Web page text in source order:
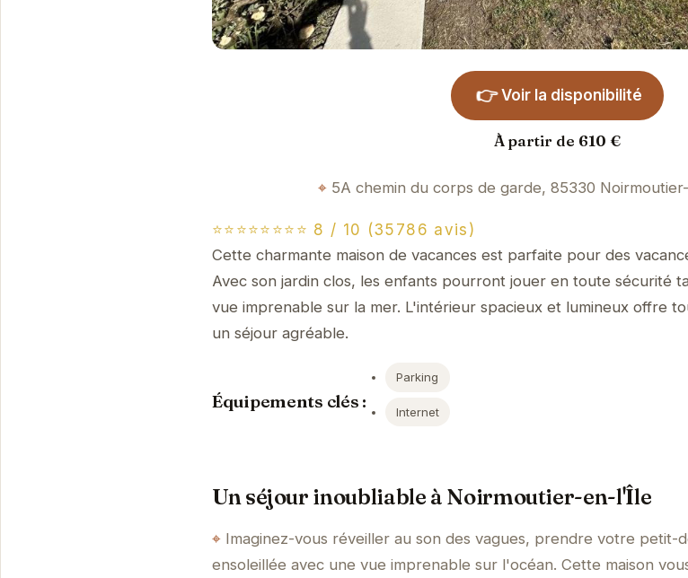
👉 Voir la disponibilité
À partir de 610 €
5A chemin du corps de garde, 85330
⭐⭐⭐⭐⭐⭐⭐⭐ 8 / 10 (35786 avis)
Cette charmante maison de vacances est parfaite pour des
Avec son jardin clos, les enfants pourront jouer en toute sécurité
vue imprenable sur la mer. L'intérieur spacieux et lumineux offre
un séjour agréable.
Équipements clés :
Parking
Internet
Un séjour inoubliable à Noirmoutier-en-l'Île
Imaginez-vous réveiller au son des vagues, prendre votre petit-
ensoleillée avec une vue imprenable sur l'océan. Cette maison